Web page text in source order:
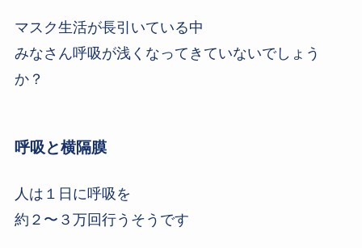
マスク生活が長引いている中
みなさん呼吸が浅くなってきていないでしょう
か？
呼吸と横隔膜
人は１日に呼吸を
約２〜３万回行うそうです